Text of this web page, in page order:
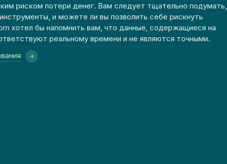
риском потери денег. Вам следует тщательно подумать,
и можете ли вы позволить себе рискнуть
хотел бы напомнить вам, что данные, содержащиеся на
реальному времени и не являются точными.